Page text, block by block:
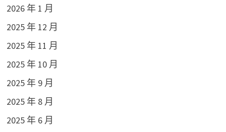
2026 年 1 月
2025 年 12 月
2025 年 11 月
2025 年 10 月
2025 年 9 月
2025 年 8 月
2025 年 6 月